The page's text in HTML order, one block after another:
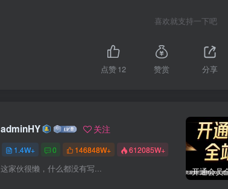
喜欢就支持一下吧
点赞12 赞赏 分享
adminHY 关注
1.4W+ 0 146848W+ 612085W+
这家伙很懒，什么都没有写...